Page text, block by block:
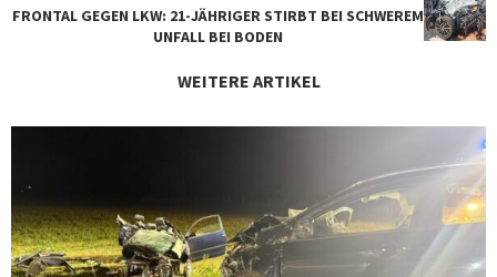
FRONTAL GEGEN LKW: 21-JÄHRIGER STIRBT BEI SCHWEREM
UNFALL BEI BODEN
WEITERE ARTIKEL